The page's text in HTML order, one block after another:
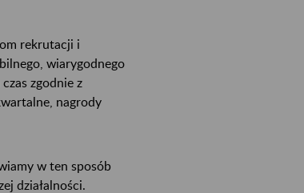
rekrutacji i
wiarygodnego
zgodnie z
nagrody
w ten sposób
działalności.